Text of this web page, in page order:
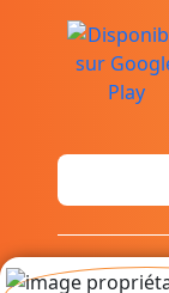
©